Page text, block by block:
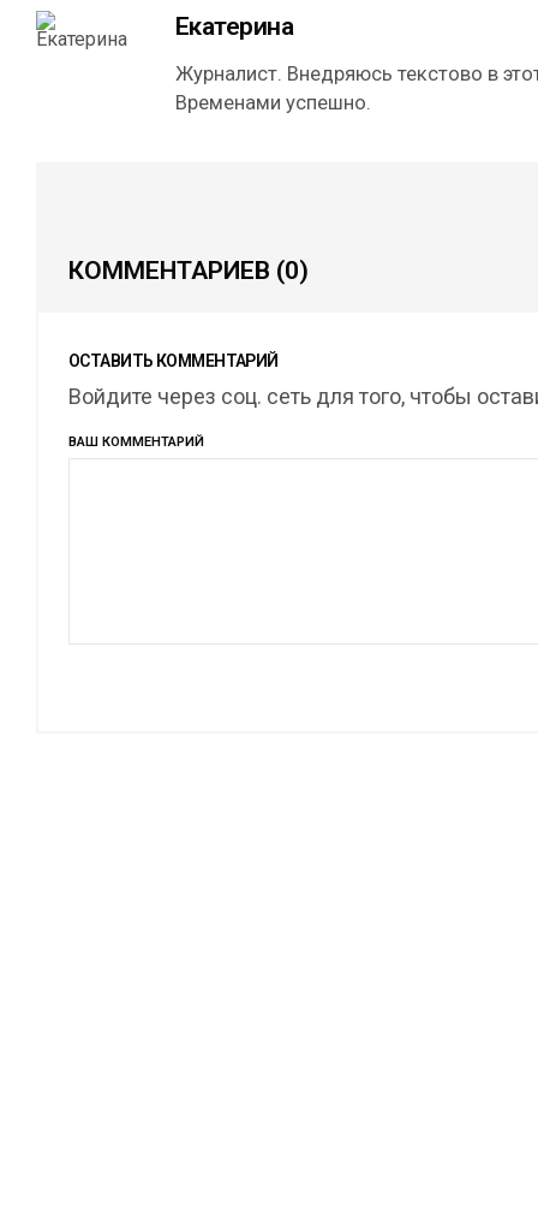
Екатерина
Журналист. Внедряюсь текстово в
Временами успешно.
КОММЕНТАРИЕВ (0)
ОСТАВИТЬ КОММЕНТАРИЙ
Войдите через соц. сеть для того, чтобы
ВАШ КОММЕНТАРИЙ